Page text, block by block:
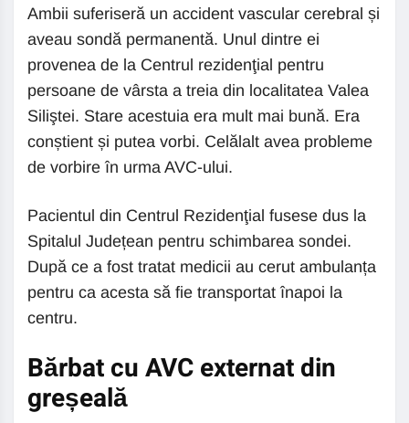
Ambii suferiseră un accident vascular cerebral și
aveau sondă permanentă. Unul dintre ei
provenea de la Centrul rezidenţial pentru
persoane de vârsta a treia din localitatea Valea
Siliştei. Stare acestuia era mult mai bună. Era
conștient și putea vorbi. Celălalt avea probleme
de vorbire în urma AVC-ului.
Pacientul din Centrul Rezidenţial fusese dus la
Spitalul Județean pentru schimbarea sondei.
După ce a fost tratat medicii au cerut ambulanța
pentru ca acesta să fie transportat înapoi la
centru.
Bărbat cu AVC externat din
greșeală